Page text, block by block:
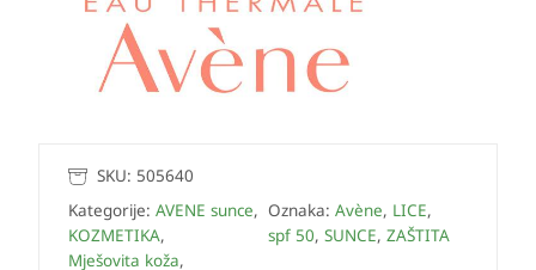
SKU: 505640
Kategorije: AVENE sunce,
KOZMETIKA,
Mješovita koža,
Oznaka: Avène, LICE,
spf 50, SUNCE, ZAŠTITA